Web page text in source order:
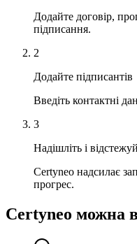
Додайте договір,
підписання.
2
Додайте підписантів
Введіть контактні
3
Надішліть і
Certyneo надсилає
прогрес.
Certyneo можна